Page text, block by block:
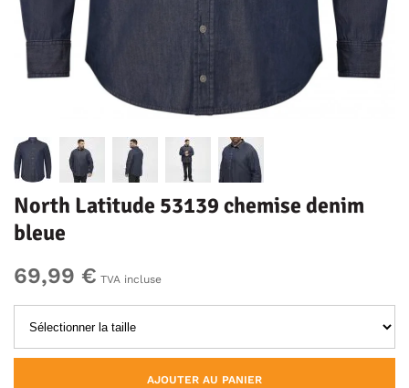
North Latitude 53139 chemise denim
bleue
69,99 € TVA incluse
AJOUTER AU PANIER